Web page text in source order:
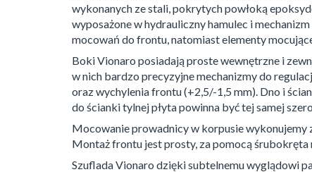
wykonanych ze stali, pokrytych powłoką
wyposażone w hydrauliczny hamulec i
mocowań do frontu, natomiast elementy
Boki Vionaro posiadają proste wewnętrzne i
w nich bardzo precyzyjne mechanizmy do
oraz wychylenia frontu (+2,5/-1,5 mm). Dno i
do ścianki tylnej płyta powinna być tej samej
Mocowanie prowadnicy w korpusie wykonujemy
Montaż frontu jest prosty, za pomocą
Szuflada Vionaro dzięki subtelnemu wyglądowi